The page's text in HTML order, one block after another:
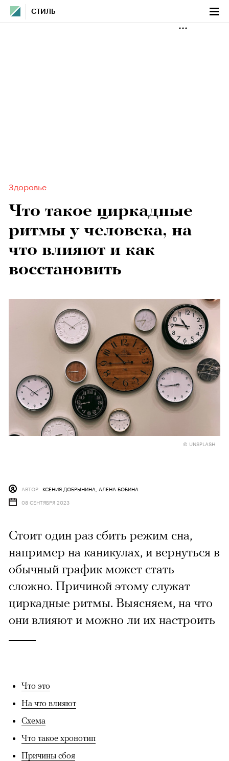
СТИЛЬ
Здоровье
Что такое циркадные
ритмы у человека, на
что влияют и как
восстановить
© UNSPLASH
АВТОР КСЕНИЯ ДОБРЫНИНА, АЛЕНА БОБИНА
08 СЕНТЯБРЯ 2023
Стоит один раз сбить режим сна,
например на каникулах, и вернуться в
обычный график может стать
сложно. Причиной этому служат
циркадные ритмы. Выясняем, на что
они влияют и можно ли их настроить
Что это
На что влияют
Схема
Что такое хронотип
Причины сбоя